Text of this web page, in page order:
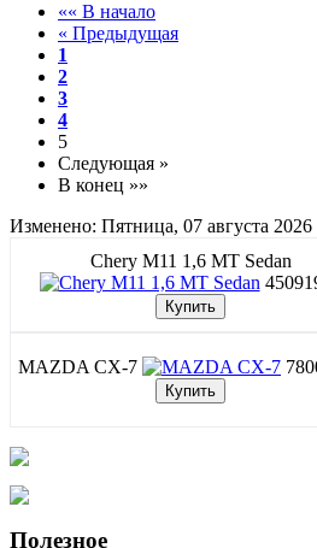
«« В начало
« Предыдущая
1
2
3
4
5
Следующая »
В конец »»
Изменено: Пятница, 07 августа 2026
Chery M11 1,6 MT Sedan
MAZDA CX-7
Полезное